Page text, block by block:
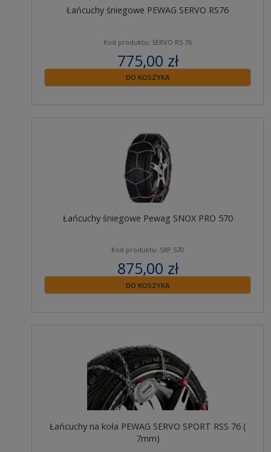
Łańcuchy śniegowe PEWAG SERVO RS76
Kod produktu: SERVO RS 76
775,00 zł
zawiera 23% VAT
DO KOSZYKA
Łańcuchy śniegowe Pewag SNOX PRO 570
Kod produktu: SXP 570
875,00 zł
zawiera 23% VAT
DO KOSZYKA
Łańcuchy na koła PEWAG SERVO SPORT RSS 76 (
7mm)